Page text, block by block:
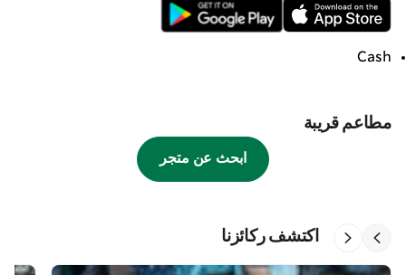
Cash
مطاعم قريبة
ابحث عن متجر
اكتشف ركائزنا